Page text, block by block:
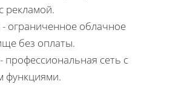
рекламой.
- ограниченное облачное
без оплаты.
- профессиональная сеть с
функциями.